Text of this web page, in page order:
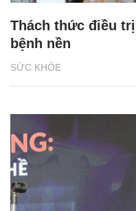
SỨC KHỎE
Thách thức điều
bệnh nền